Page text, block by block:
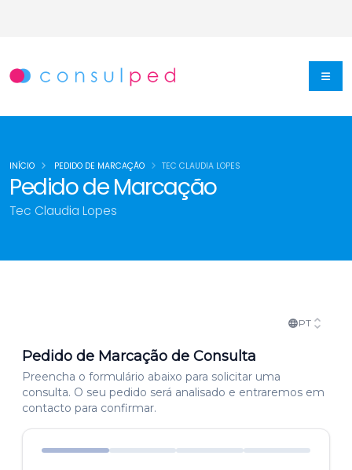
Pedido de Marcação
Tec Claudia Lopes
INÍCIO PEDIDO DE MARCAÇÃO TEC CLAUDIA LOPES